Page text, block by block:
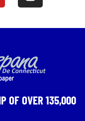
OF OVER 135,000